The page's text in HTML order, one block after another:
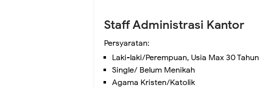
Staff Administrasi Kantor
Persyaratan:
Laki-laki/Perempuan, Usia Max 30 Tahun
Single/ Belum Menikah
Agama Kristen/Katolik